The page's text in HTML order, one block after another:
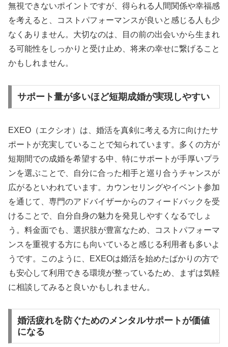
無視できないポイントですが、得られる人間関係や幸福感
を考えると、コストパフォーマンスが良いと感じる人も少
なくありません。大切なのは、目の前の出会いから生まれ
る可能性をしっかりと受け止め、将来の幸せに繋げること
かもしれません。
サポート量が多いほど短期成婚が実現しやすい
EXEO（エクシオ）は、婚活を真剣に考える方に向けたサ
ポートが充実していることで知られています。多くの方が
短期間での成婚を希望する中、特にサポートが手厚いプラ
ンを選ぶことで、自分に合った相手と巡り合うチャンスが
広がるといわれています。カウンセリングやイベント参加
を通じて、専門のアドバイザーからのフィードバックを受
けることで、自分自身の魅力を発見しやすくなるでしょ
う。料金面でも、選択肢が豊富なため、コストパフォーマ
ンスを重視する方にも向いていると感じる利用者も多いよ
うです。このように、EXEOは婚活を始めたばかりの方で
も安心して利用できる環境が整っているため、まずは気軽
に相談してみると良いかもしれません。
婚活疲れを防ぐためのメンタルサポートが価値
になる